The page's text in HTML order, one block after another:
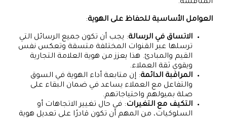
المنافسة.
العوامل الأساسية للحفاظ على الهوية:
الاتساق في الرسالة: يجب أن تكون جميع الرسائل التي
ترسلها عبر القنوات المختلفة متسقة وتعكس نفس
القيم والمبادئ. هذا يعزز من هوية العلامة التجارية
ويقوي ثقة العملاء.
المراقبة الدائمة: إن متابعة أداء الهوية في السوق
والتفاعل مع العملاء يساعد في ضمان البقاء على
صلة بميولهم واحتياجاتهم.
التكيف مع التغيرات: في حال تغيير الاتجاهات أو
السلوكيات، من المهم أن تكون قادرًا على تعديل هوية